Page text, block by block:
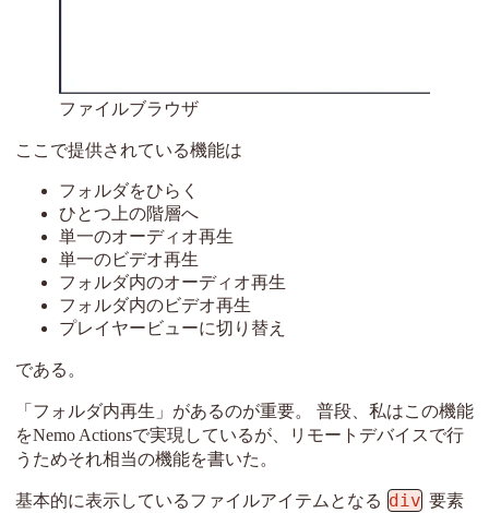
ファイルブラウザ
ここで提供されている機能は
フォルダをひらく
ひとつ上の階層へ
単一のオーディオ再生
単一のビデオ再生
フォルダ内のオーディオ再生
フォルダ内のビデオ再生
プレイヤービューに切り替え
である。
「フォルダ内再生」があるのが重要。 普段、私はこの機能
をNemo Actionsで実現しているが、リモートデバイスで行
うためそれ相当の機能を書いた。
基本的に表示しているファイルアイテムとなる div 要素